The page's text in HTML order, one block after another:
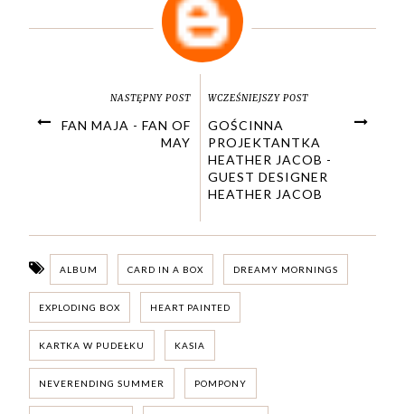
NASTĘPNY POST
FAN MAJA - FAN OF
MAY
WCZEŚNIEJSZY POST
GOŚCINNA
PROJEKTANTKA
HEATHER JACOB -
GUEST DESIGNER
HEATHER JACOB
ALBUM CARD IN A BOX DREAMY MORNINGS
EXPLODING BOX HEART PAINTED
KARTKA W PUDEŁKU KASIA
NEVERENDING SUMMER POMPONY